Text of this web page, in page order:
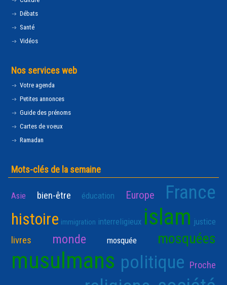
Débats
Santé
Vidéos
Nos services web
Votre agenda
Petites annonces
Guide des prénoms
Cartes de voeux
Ramadan
Mots-clés de la semaine
Asie bien-être éducation Europe France
histoire immigration interreligieux islam justice
livres monde mosquée mosquées
musulmans politique Proche